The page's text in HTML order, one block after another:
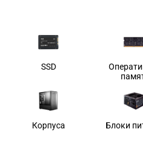
SSD
Корпуса Блоки